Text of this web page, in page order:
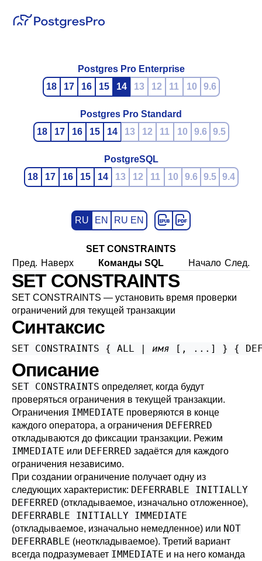
Postgres Pro Enterprise
18
17 16 15 14 13 12 11 10 9.6
Postgres Pro Standard
18
17 16 15 14 13 12 11 10 9.6 9.5
PostgreSQL
18
17 16 15 14 13 12 11 10 9.6 9.5 9.4
RU EN RU EN
SET CONSTRAINTS
Пред. Наверх Команды SQL Начало След.
SET CONSTRAINTS
SET CONSTRAINTS — установить время проверки
ограничений для текущей транзакции
Синтаксис
SET CONSTRAINTS { ALL | имя [, ...] } {
Описание
SET CONSTRAINTS определяет, когда будут
проверяться ограничения в текущей транзакции.
Ограничения IMMEDIATE проверяются в конце
каждого оператора, а ограничения DEFERRED
откладываются до фиксации транзакции. Режим
IMMEDIATE или DEFERRED задаётся для каждого
ограничения независимо.
При создании ограничение получает одну из
следующих характеристик: DEFERRABLE INITIALLY
DEFERRED (откладываемое, изначально отложенное),
DEFERRABLE INITIALLY IMMEDIATE
(откладываемое, изначально немедленное) или NOT
DEFERRABLE (неоткладываемое). Третий вариант
всегда подразумевает IMMEDIATE и на него команда